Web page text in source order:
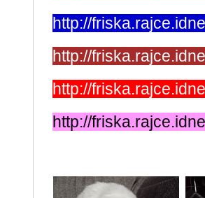
http://
http://
http://
http://